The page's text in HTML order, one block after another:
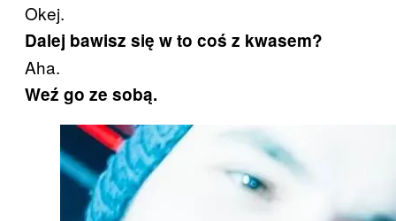
Okej.
Dalej bawisz się w to coś z kwasem?
Aha.
Weź go ze sobą.